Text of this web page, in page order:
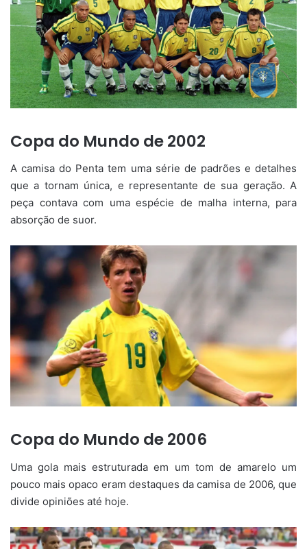
Copa do Mundo de 2002
A camisa do Penta tem uma série de padrões e detalhes
que a tornam única, e representante de sua geração. A
peça contava com uma espécie de malha interna, para
absorção de suor.
Copa do Mundo de 2006
Uma gola mais estruturada em um tom de amarelo um
pouco mais opaco eram destaques da camisa de 2006, que
divide opiniões até hoje.